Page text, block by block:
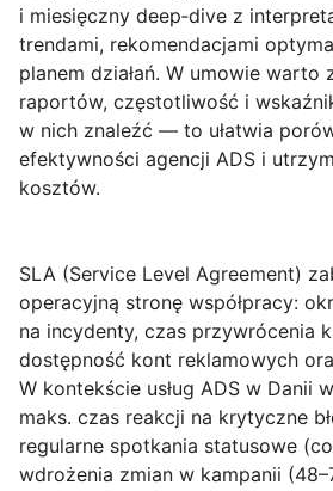
i miesięczny deep‑dive z
trendami, rekomendacjami
planem działań. W umowie warto
raportów, częstotliwość i
w nich znaleźć — to ułatwia
efektywności agencji ADS i
kosztów.
SLA (Service Level Agreement)
operacyjną stronę współpracy:
na incydenty, czas przywrócenia
dostępność kont reklamowych
W kontekście usług ADS w Danii
maks. czas reakcji na krytyczne
regularne spotkania statusowe
wdrożenia zmian w kampanii